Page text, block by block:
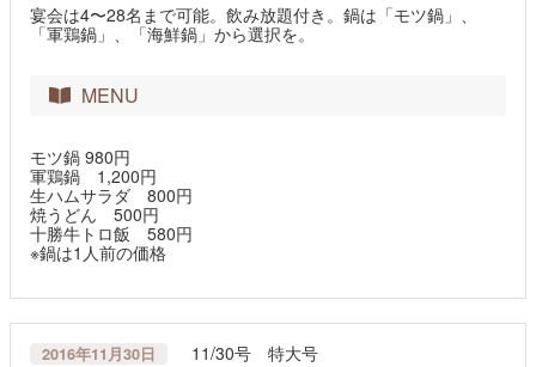
宴会は4〜28名まで可能。飲み放題付き。鍋は「モツ鍋」、
「軍鶏鍋」、「海鮮鍋」から選択を。
MENU
モツ鍋 980円
軍鶏鍋 1,200円
生ハムサラダ 800円
焼うどん 500円
十勝牛トロ飯 580円
※鍋は1人前の価格
2016年11月30日 11/30号 特大号